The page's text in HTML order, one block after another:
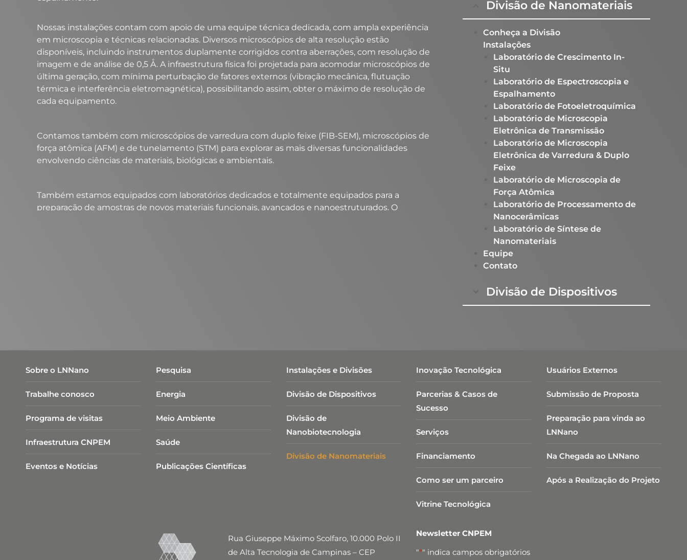
Nossas instalações contam com apoio de uma equipe técnica dedicada, com ampla experiência
em microscopia e técnicas relacionadas. Diversos microscópios de alta resolução estão
disponíveis, incluindo instrumentos duplamente corrigidos contra aberrações, com resolução de
imagem e de análise de 0,5 Å. A infraestrutura física foi projetada para acomodar microscópios de
última geração, com mínima perturbação de fatores externos (vibração mecânica, flutuação
térmica e interferência eletromagnética), possibilitando assim, obter o máximo de resolução de
cada equipamento. ​
Contamos também com microscópios de varredura com duplo feixe (FIB-SEM), microscópios de
força atômica (AFM) e de tunelamento (STM) para explorar as mais diversas funcionalidades
envolvendo ciências de materiais, biológicas e ambientais. ​
Também estamos equipados com laboratórios dedicados e totalmente equipados para a
preparação de amostras de novos materiais funcionais, avançados e nanoestruturados. O
Divisão de Nanomateriais
Conheça a Divisão
Instalações
Laboratório de Crescimento In-
Situ​
Laboratório de Espectroscopia e
Espalhamento​
Laboratório de Fotoeletroquímica
Laboratório de Microscopia
Eletrônica de Transmissão
Laboratório de Microscopia
Eletrônica de Varredura & Duplo
Feixe​
Laboratório de Microscopia de
Força Atômica​
Laboratório de Processamento de
Nanocerâmicas​
Laboratório de Síntese de
Nanomateriais​
Equipe
Contato
Divisão de Dispositivos
Sobre o LNNano
Trabalhe conosco
Programa de visitas
Infraestrutura CNPEM
Eventos e Notícias
Pesquisa
Energia
Meio Ambiente
Saúde
Publicações Científicas
Instalações e Divisões
Divisão de Dispositivos
Divisão de
Nanobiotecnologia​
Divisão de Nanomateriais
Inovação Tecnológica
Parcerias & Casos de
Sucesso
Serviços
Financiamento
Como ser um parceiro
Vitrine Tecnológica
Usuários Externos
Submissão de Proposta
Preparação para vinda ao
LNNano
Na Chegada ao LNNano
Após a Realização do Projeto
Rua Giuseppe Máximo Scolfaro, 10.000 Polo II
de Alta Tecnologia de Campinas – CEP
Newsletter CNPEM
"*" indica campos obrigatórios